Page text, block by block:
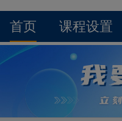
首页 课程设置